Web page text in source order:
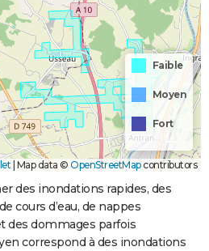
Faible
Moyen
Fort
| Map data © OpenStreetMapcontributors
des inondations rapides, des
cours d’eau, de nappes
des dommages parfois
correspond à des inondations